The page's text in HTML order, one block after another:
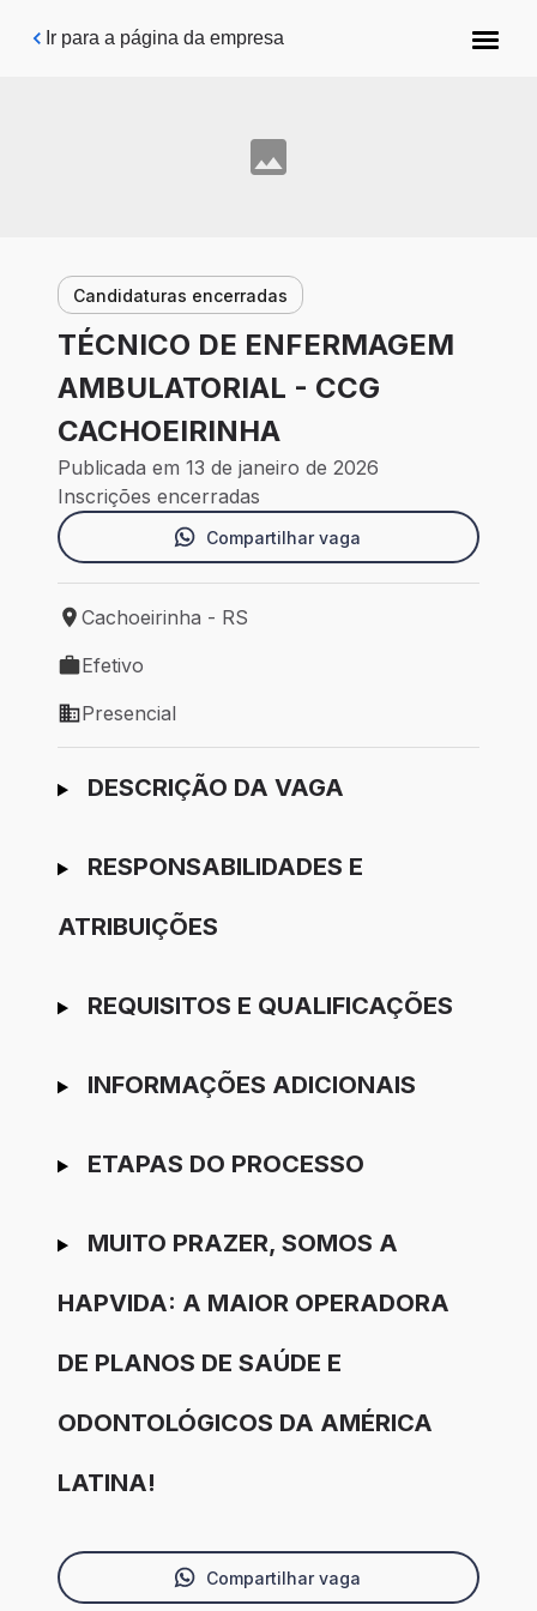
Pular para o conteúdo principal
Ir para a página da empresa
Candidaturas encerradas
TÉCNICO DE ENFERMAGEM
AMBULATORIAL - CCG
CACHOEIRINHA
Publicada em 13 de janeiro de 2026
Inscrições encerradas
Compartilhar vaga
Local de trabalho: Cachoeirinha - RS
Cachoeirinha - RS
Tipo de vaga: Efetivo
Efetivo
Modelo de trabalho: Presencial
Presencial
Ir para candidatura
DESCRIÇÃO DA VAGA
RESPONSABILIDADES E
ATRIBUIÇÕES
REQUISITOS E QUALIFICAÇÕES
INFORMAÇÕES ADICIONAIS
ETAPAS DO PROCESSO
MUITO PRAZER, SOMOS A
HAPVIDA: A MAIOR OPERADORA
DE PLANOS DE SAÚDE E
ODONTOLÓGICOS DA AMÉRICA
LATINA!
Compartilhar vaga